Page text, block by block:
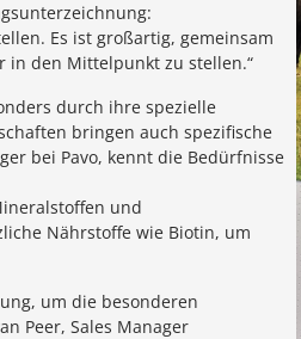
Es ist großartig, gemeinsam
in den Mittelpunkt zu stellen.“
durch ihre spezielle
bringen auch spezifische
bei Pavo, kennt die Bedürfnisse
und
Nährstoffe wie Biotin, um
um die besonderen
Peer, Sales Manager